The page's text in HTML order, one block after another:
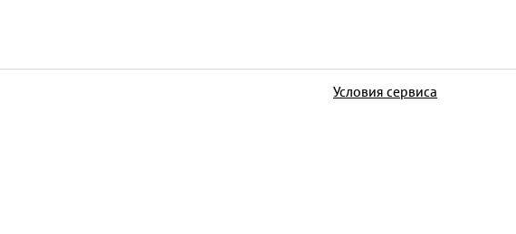
Условия сервиса